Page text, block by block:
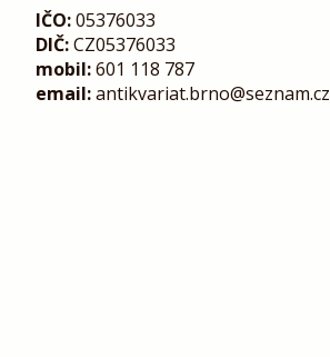
IČO:05376033
DIČ:CZ05376033
mobil:601 118 787
email:antikvariat.brno@seznam.cz